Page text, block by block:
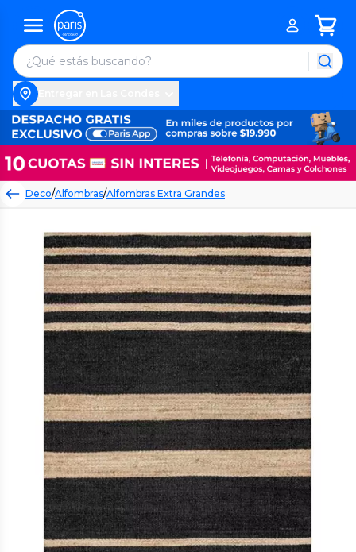
Deco/Alfombras/Alfombras Extra Grandes